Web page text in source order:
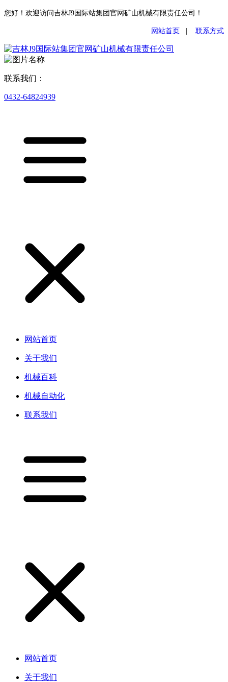
您好！欢迎访问吉林J9国际站集团官网矿山机械有限责任公司！
网站首页 联系方式
联系我们：
0432-64824939
网站首页
关于我们
机械百科
机械自动化
联系我们
网站首页
关于我们